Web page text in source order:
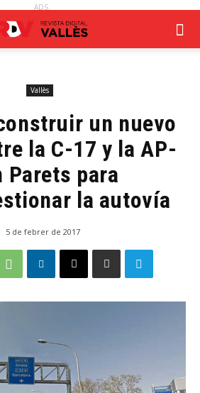
ADS
Vallès
un nuevo
la C-17 y la AP-
Parets para
la autovía
5 de febrer de 2017